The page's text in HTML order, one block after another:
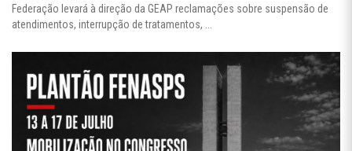
Federação levará à direção da GEAP reclamações sobre suspensão de
atendimentos, interrupção de tratamentos, ...